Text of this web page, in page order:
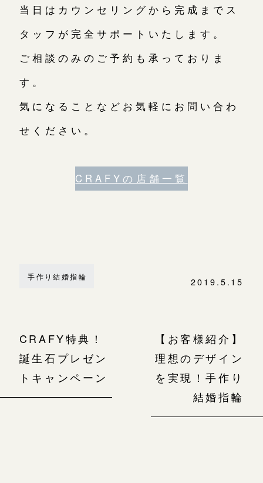
当日はカウンセリングから完成までス
タッフが完全サポートいたします。
ご相談のみのご予約も承っておりま
す。
気になることなどお気軽にお問い合わ
せください。
CRAFYの店舗一覧
手作り結婚指輪 2019.5.15
CRAFY特典！
誕生石プレゼン
トキャンペーン
【お客様紹介】
理想のデザイン
を実現！手作り
結婚指輪